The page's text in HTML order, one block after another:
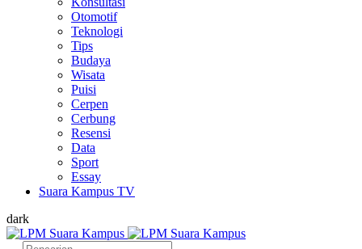
Otomotif
Teknologi
Tips
Budaya
Wisata
Puisi
Cerpen
Cerbung
Resensi
Data
Sport
Essay
Suara Kampus TV
dark